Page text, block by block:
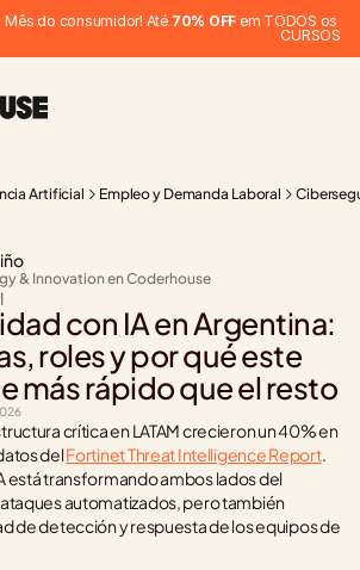
Mês do consumidor! Até 70% OFF em TODOS os
CURSOS
Artificial Empleo y Demanda Laboral
& Innovation en Coderhouse
con IA en Argentina:
roles y por qué este
más rápido que el resto
crítica en LATAM crecieron un 40% en
del Fortinet Threat Intelligence Report.
está transformando ambos lados del
automatizados, pero también
de detección y respuesta de los equipos de